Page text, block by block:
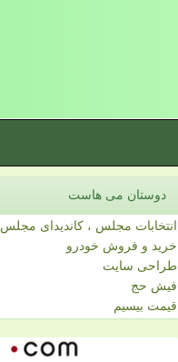
دوستان می هاست
انتخابات مجلس ، کاندیدای مجلس
خرید و فروش خودرو
طراحی سایت
فیش حج
قیمت بیسیم